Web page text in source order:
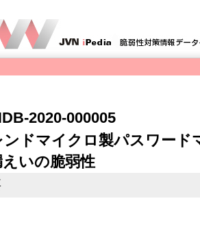
2020-000005
ンドマイクロ製パスワー
いの脆弱性